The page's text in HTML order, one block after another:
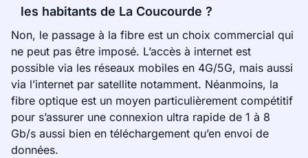
les habitants de La Coucourde ?
Non, le passage à la fibre est un choix commercial qui
ne peut pas être imposé. L’accès à internet est
possible via les réseaux mobiles en 4G/5G, mais aussi
via l’internet par satellite notamment. Néanmoins, la
fibre optique est un moyen particulièrement compétitif
pour s’assurer une connexion ultra rapide de 1 à 8
Gb/s aussi bien en téléchargement qu’en envoi de
données.